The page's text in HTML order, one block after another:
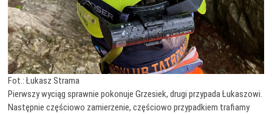
Fot.: Łukasz Strama
Pierwszy wyciąg sprawnie pokonuje Grzesiek, drugi przypada Łukaszowi.
Następnie częściowo zamierzenie, częściowo przypadkiem trafiamy